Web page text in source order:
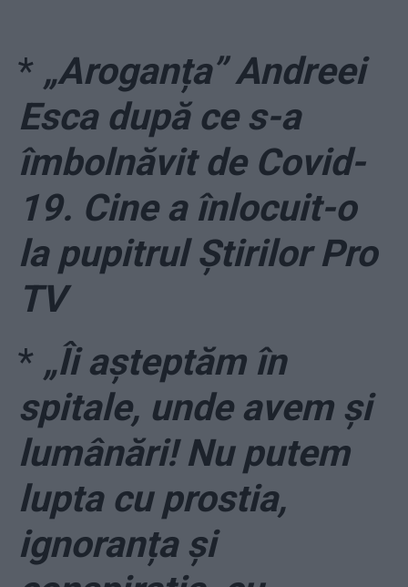
* „Aroganța” Andreei
Esca după ce s-a
îmbolnăvit de Covid-
19. Cine a înlocuit-o
la pupitrul Știrilor Pro
TV
* „Îi așteptăm în
spitale, unde avem și
lumânări! Nu putem
lupta cu prostia,
ignoranța și